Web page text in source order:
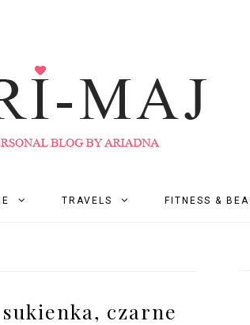
TRAVELS FITNESS &
czarne